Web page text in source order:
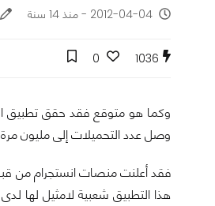
2012-04-04 - منذ 14 سنة
1036
0
وكما هو متوقع فقد حقق تطبيق
وصل عدد التحميلات إلى مليون مرة
فقد أعلنت منصات انستجرام من